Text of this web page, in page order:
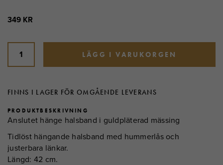
PRODUKTBESKRIVNING
Anslutet hänge halsband i guldpläterad mässing
Tidlöst hängande halsband med hummerlås och
justerbara länkar.
Längd: 42 cm.
349 KR
LÄGG I VARUKORGEN
FINNS I LAGER FÖR OMGÅENDE LEVERANS